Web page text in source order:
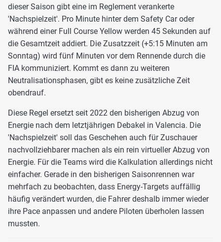
dieser Saison gibt eine im Reglement verankerte
'Nachspielzeit'. Pro Minute hinter dem Safety Car oder
während einer Full Course Yellow werden 45 Sekunden auf
die Gesamtzeit addiert. Die Zusatzzeit (+5:15 Minuten am
Sonntag) wird fünf Minuten vor dem Rennende durch die
FIA kommuniziert. Kommt es dann zu weiteren
Neutralisationsphasen, gibt es keine zusätzliche Zeit
obendrauf.
Diese Regel ersetzt seit 2022 den bisherigen Abzug von
Energie nach dem letztjährigen Debakel in Valencia. Die
'Nachspielzeit' soll das Geschehen auch für Zuschauer
nachvollziehbarer machen als ein rein virtueller Abzug von
Energie. Für die Teams wird die Kalkulation allerdings nicht
einfacher. Gerade in den bisherigen Saisonrennen war
mehrfach zu beobachten, dass Energy-Targets auffällig
häufig verändert wurden, die Fahrer deshalb immer wieder
ihre Pace anpassen und andere Piloten überholen lassen
mussten.